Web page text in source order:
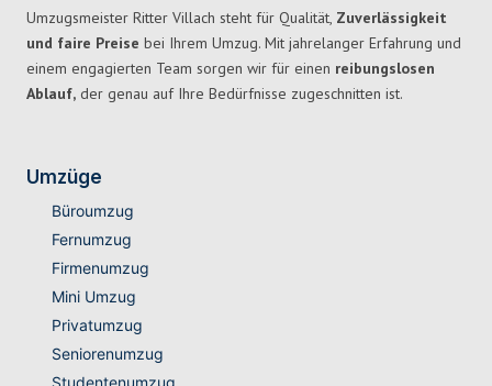
Umzugsmeister Ritter Villach steht für Qualität, Zuverlässigkeit
und faire Preise bei Ihrem Umzug. Mit jahrelanger Erfahrung und
einem engagierten Team sorgen wir für einen reibungslosen
Ablauf, der genau auf Ihre Bedürfnisse zugeschnitten ist.
Umzüge
Büroumzug
Fernumzug
Firmenumzug
Mini Umzug
Privatumzug
Seniorenumzug